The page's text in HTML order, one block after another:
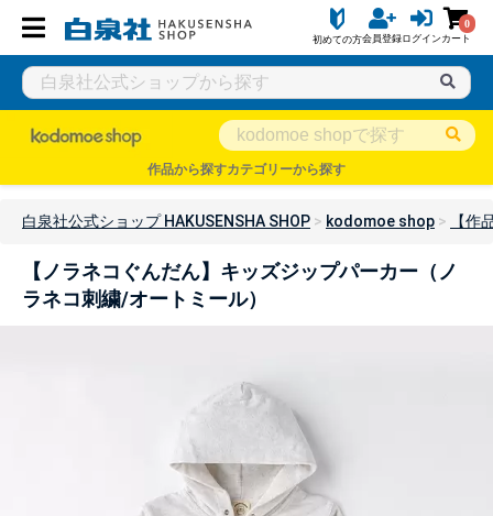
初めての方会員登録ログイン
0
カート
作品から探すカテゴリーから探す
白泉社公式ショップ HAKUSENSHA SHOP kodomoe shop 【作
【ノラネコぐんだん】キッズジップパーカー（ノ
ラネコ刺繍/オートミール）